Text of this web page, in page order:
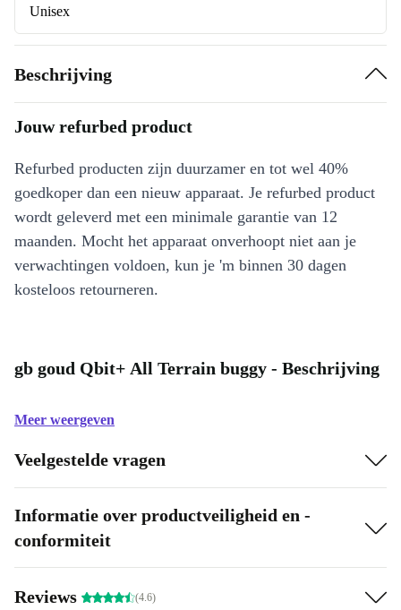
Unisex
Beschrijving
Jouw refurbed product
Refurbed producten zijn duurzamer en tot wel 40%
goedkoper dan een nieuw apparaat. Je refurbed product
wordt geleverd met een minimale garantie van 12
maanden. Mocht het apparaat onverhoopt niet aan je
verwachtingen voldoen, kun je 'm binnen 30 dagen
kosteloos retourneren.
gb goud Qbit+ All Terrain buggy - Beschrijving
Meer weergeven
Veelgestelde vragen
Informatie over productveiligheid en -
conformiteit
Reviews (4.6)